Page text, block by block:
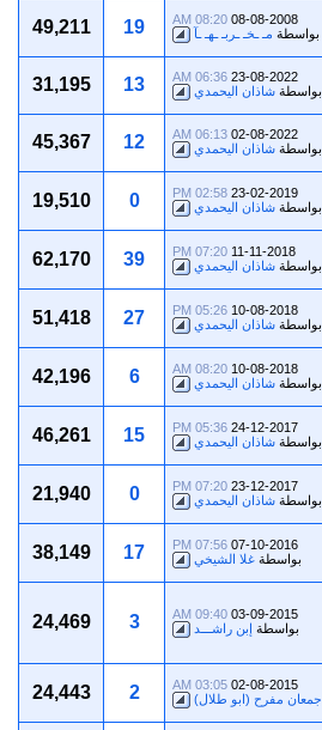
08-08-2008
08:20 AM
بواسطة مـ ـخـ ـربـ ـهـ ـآ 19
49,211
23-08-2022
06:36 AM
بواسطة شاذان اليحمدي 13
31,195
02-08-2022
06:13 AM
بواسطة شاذان اليحمدي 12
45,367
23-02-2019
02:58 PM
بواسطة شاذان اليحمدي 0
19,510
11-11-2018
07:20 PM
بواسطة شاذان اليحمدي 39
62,170
10-08-2018
05:26 PM
بواسطة شاذان اليحمدي 27
51,418
10-08-2018
08:20 AM
بواسطة شاذان اليحمدي 6
42,196
24-12-2017
05:36 PM
بواسطة شاذان اليحمدي 15
46,261
23-12-2017
07:20 PM
بواسطة شاذان اليحمدي 0
21,940
07-10-2016
07:56 PM
بواسطة غلا الشيخي 17
38,149
03-09-2015
09:40 AM
بواسطة إبن راشـــد 3
24,469
02-08-2015
03:05 AM
جمعان مفرح (ابو طلال) 2
24,443